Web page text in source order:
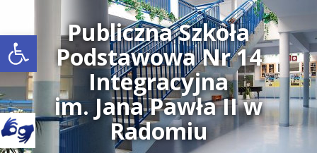
Open toolbar
Publiczna Szkoła
Podstawowa Nr 14
Integracyjna
im. Jana Pawła II w
Radomiu